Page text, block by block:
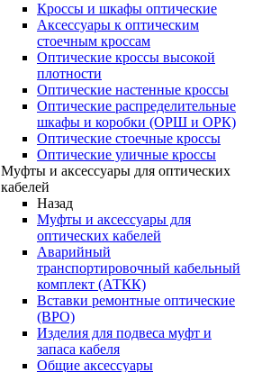
Кроссы и шкафы оптические
Аксессуары к оптическим
стоечным кроссам
Оптические кроссы высокой
плотности
Оптические настенные кроссы
Оптические распределительные
шкафы и коробки (ОРШ и ОРК)
Оптические стоечные кроссы
Оптические уличные кроссы
Муфты и аксессуары для оптических
кабелей
Назад
Муфты и аксессуары для
оптических кабелей
Аварийный
транспортировочный кабельный
комплект (АТКК)
Вставки ремонтные оптические
(ВРО)
Изделия для подвеса муфт и
запаса кабеля
Общие аксессуары